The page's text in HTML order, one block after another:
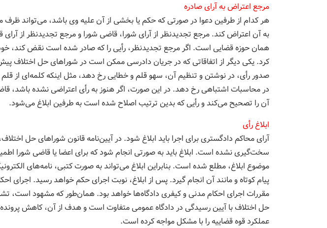
مرجع اعتراض به آرای صادره
به آن اعتراض کند. مرجع تجدیدنظر از آرای شورا، قاضی شورا و مرجع تجدیدنظر از
همان حوزه قضایی است. اگر مرجع تجدیدنظر، رأیی را که صادر شده است نقض کند،
کرد. یکی دیگر از اتفاقاتی که در جریان دادرسی ممکن است در شوراهای حل اختلاف
صدور رأی، در نوشتن و تنظیم آن، سهو قلم و خطایی رخ دهد، مثل اینکه کلمه‌ای از قلم
در محاسبات اشتباهی رخ دهد. در این صورت، اگر هنوز به رأی اعتراضی نشده باشد،
آن را تصحیح می‌کند و رأیی که بدین ترتیب اصلاح شده است به طرفین ابلاغ می‌شود.
ابلاغ رأی
آرای محاکم دادگستری برای اجرا باید ابلاغ شود. در آیین‌نامه قانون شوراهای حل اختلاف،
سخت‌گیری نشده است. ابلاغ باید به صورتی انجام شود كه برای اعضا یا قاضی شورا
موضوع ابلاغ، مطلع شده است. بنابراین ابلاغ می‌تواند به صورت كتبی، نامه‌های
پیام كوتاه و مانند آن انجام گیرد. پس از ابلاغ، نوبت اجرای حکم خواهد رسید. اجرای
مقررات اجرای احكام مدنی و كیفری دادگاه‌ها خواهد بود. همان‌طور که مشهود است،
حل اختلاف با آیین رسیدگی در دادگاه عمومی متفاوت است و هدف از آن، کاهش
عملکرد قوه قضاییه را با مشکل مواجه کرده است.